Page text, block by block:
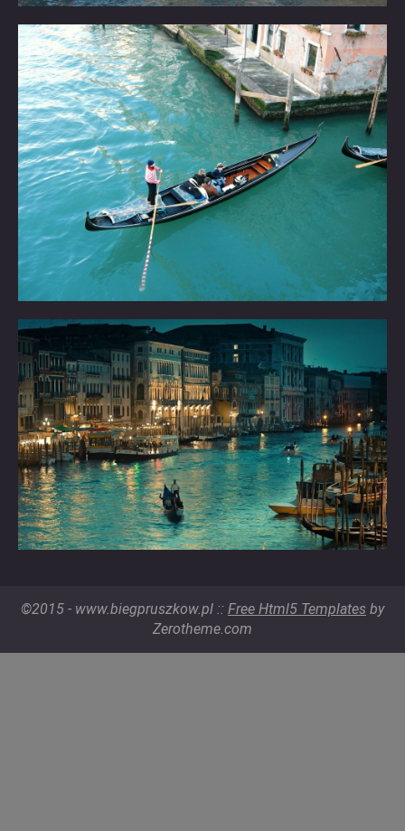
©2015 - www.biegpruszkow.pl :: Free Html5 Templates by
Zerotheme.com